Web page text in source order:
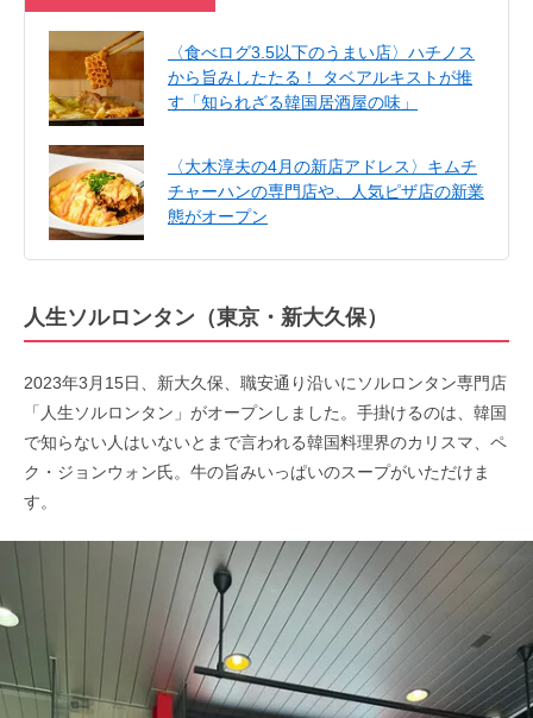
〈食べログ3.5以下のうまい店〉ハチノス
から旨みしたたる！ タベアルキストが推
す「知られざる韓国居酒屋の味」
〈大木淳夫の4月の新店アドレス〉キムチ
チャーハンの専門店や、人気ピザ店の新業
態がオープン
人生ソルロンタン（東京・新大久保）
2023年3月15日、新大久保、職安通り沿いにソルロンタン専門店
「人生ソルロンタン」がオープンしました。手掛けるのは、韓国
で知らない人はいないとまで言われる韓国料理界のカリスマ、ペ
ク・ジョンウォン氏。牛の旨みいっぱいのスープがいただけま
す。